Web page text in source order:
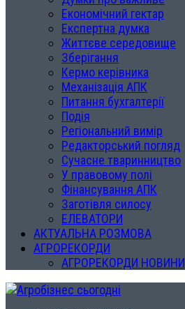
Економічний гектар
Експертна думка
Життєве середовище
Зберігання
Кермо керівника
Механізація АПК
Питання бухгалтерії
Подія
Регіональний вимір
Редакторський погляд
Сучасне тваринництво
У правовому полі
Фінансування АПК
Заготівля силосу
ЕЛЕВАТОРИ
АКТУАЛЬНА РОЗМОВА
АГРОРЕКОРДИ
АГРОРЕКОРДИ НОВИНИ